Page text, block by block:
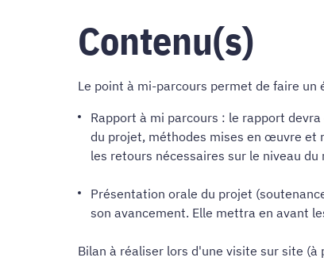
Contenu(s)
Le point à mi-parcours permet de faire
Rapport à mi parcours : le rapport
du projet, méthodes mises en œuvre et
les retours nécessaires sur le niveau
Présentation orale du projet
son avancement. Elle mettra en avant
Bilan à réaliser lors d'une visite sur site